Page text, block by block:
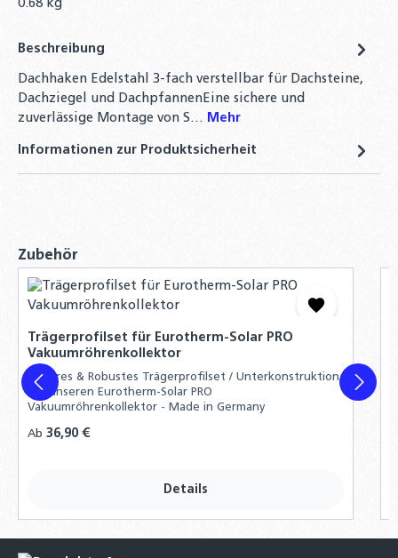
Edelstahl Unterkopfverzahnung 10 bis 100
Stück
4,10 €
Länge wählbar -
1,40 €
0.68 kg
Beschreibung
Dachhaken Edelstahl 3-fach verstellbar für Dachsteine,
Dachziegel und DachpfannenEine sichere und
zuverlässige Montage von S… Mehr
Informationen zur Produktsicherheit
Produktgalerie überspringen
Zubehör
Trägerprofilset für Eurotherm-Solar PRO
Vakuumröhrenkollektor
Sicheres & Robustes Trägerprofilset / Unterkonstruktion
für unseren Eurotherm-Solar PRO
Vakuumröhrenkollektor - Made in Germany
Regulärer Preis:
Ab 36,90 €
Details